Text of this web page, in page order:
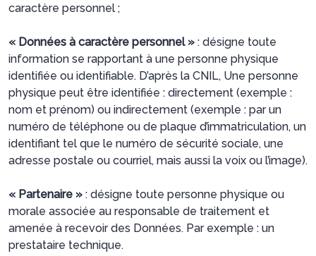
caractère personnel ;
« Données à caractère personnel » : désigne toute
information se rapportant à une personne physique
identifiée ou identifiable. D’après la CNIL, Une personne
physique peut être identifiée : directement (exemple :
nom et prénom) ou indirectement (exemple : par un
numéro de téléphone ou de plaque d’immatriculation, un
identifiant tel que le numéro de sécurité sociale, une
adresse postale ou courriel, mais aussi la voix ou l’image).
« Partenaire » : désigne toute personne physique ou
morale associée au responsable de traitement et
amenée à recevoir des Données. Par exemple : un
prestataire technique.